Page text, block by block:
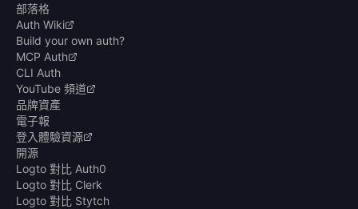
部落格
Auth Wiki
Build your own auth?
MCP Auth
CLI Auth
YouTube 頻道
品牌資產
電子報
登入體驗資源
開源
Logto 對比 Auth0
Logto 對比 Clerk
Logto 對比 Stytch